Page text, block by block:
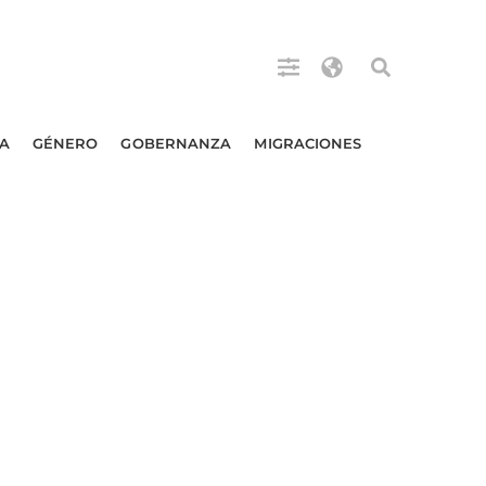
GÉNERO GOBERNANZA MIGRACIONES